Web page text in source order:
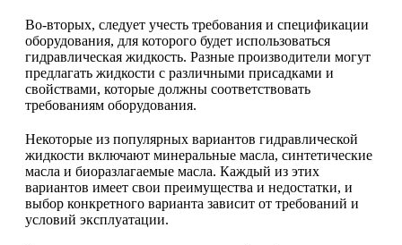
Во-вторых, следует учесть требования и спецификации
оборудования, для которого будет использоваться
гидравлическая жидкость. Разные производители могут
предлагать жидкости с различными присадками и
свойствами, которые должны соответствовать
требованиям оборудования.
Некоторые из популярных вариантов гидравлической
жидкости включают минеральные масла, синтетические
масла и биоразлагаемые масла. Каждый из этих
вариантов имеет свои преимущества и недостатки, и
выбор конкретного варианта зависит от требований и
условий эксплуатации.